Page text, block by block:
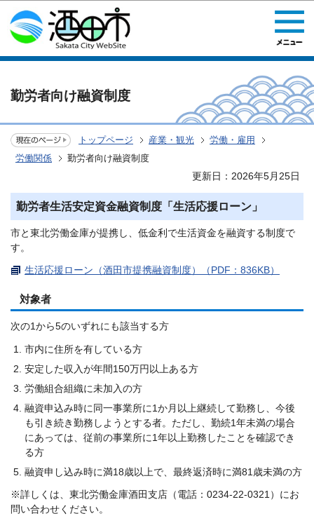
このページの本文へ移動
勤労者向け融資制度
トップページ 産業・観光
労働・雇用
労働関係
勤労者向け融資制度
更新日：2026年5月25日
勤労者生活安定資金融資制度「生活応援ローン」
市と東北労働金庫が提携し、低金利で生活資金を融資する制度で
す。
生活応援ローン（酒田市提携融資制度）（PDF：836KB）
対象者
次の1から5のいずれにも該当する方
市内に住所を有している方
安定した収入が年間150万円以上ある方
労働組合組織に未加入の方
融資申込み時に同一事業所に1か月以上継続して勤務し、今後
も引き続き勤務しようとする者。ただし、勤続1年未満の場合
にあっては、従前の事業所に1年以上勤務したことを確認でき
る方
融資申し込み時に満18歳以上で、最終返済時に満81歳未満の方
※詳しくは、東北労働金庫酒田支店（電話：0234-22-0321）にお
問い合わせください。